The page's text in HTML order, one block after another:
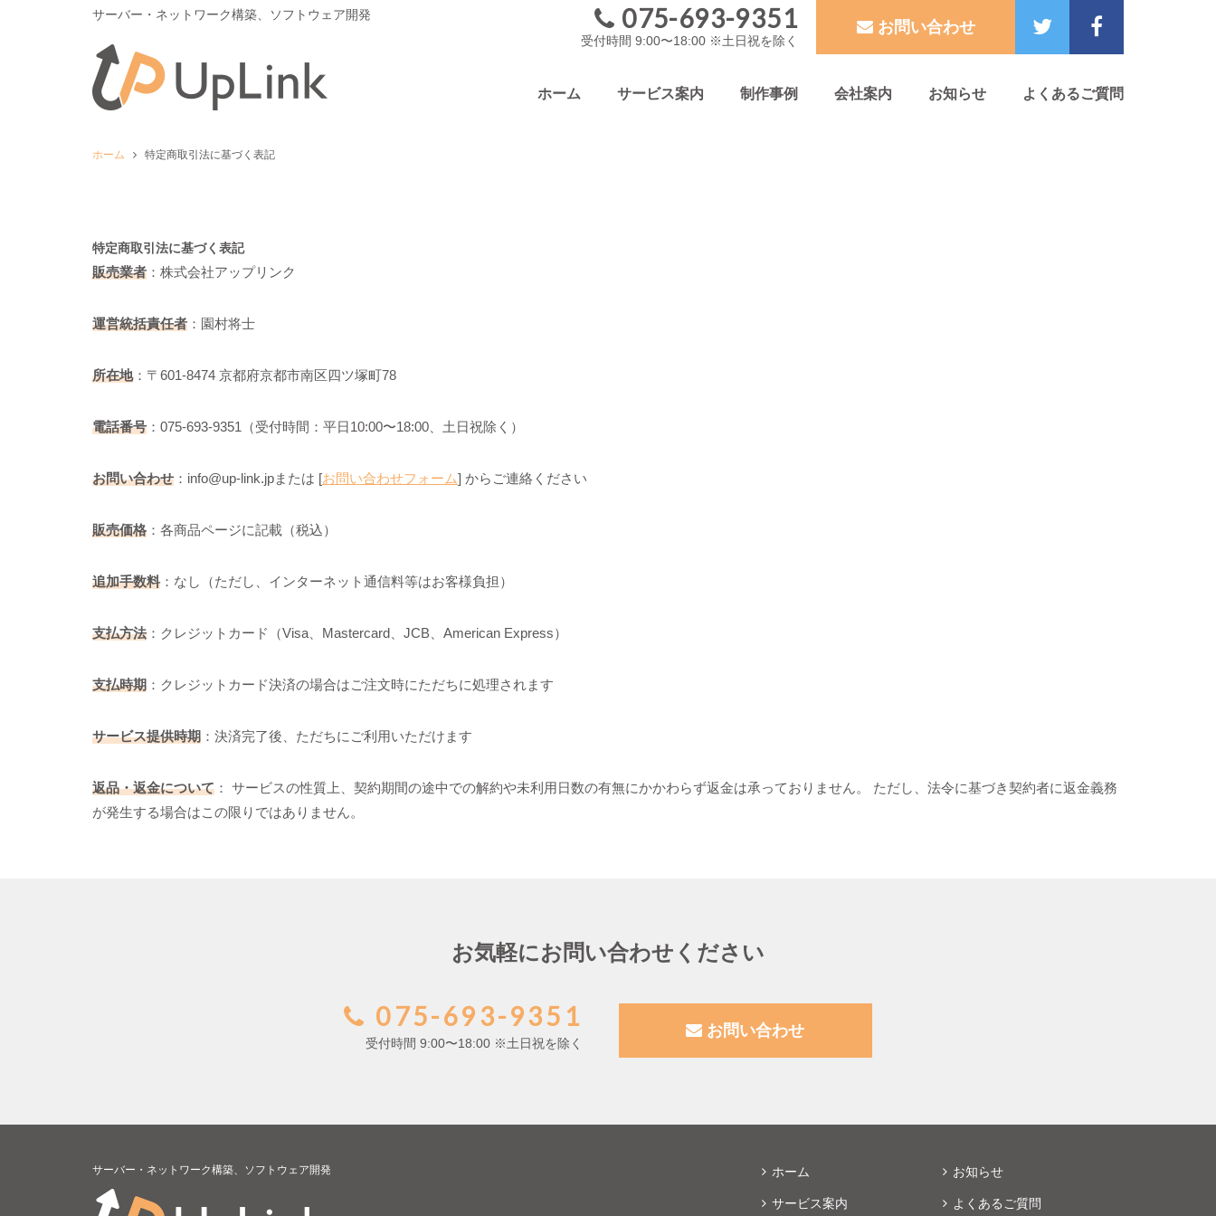
サーバー・ネットワーク構築、ソフトウェア開発 075-693-9351
受付時間 9:00〜18:00 ※土日祝を除く
お問い合わせ
ホーム サービス案内 制作事例 会社案内 お知らせ よくあるご質問
ホーム 特定商取引法に基づく表記
特定商取引法に基づく表記
販売業者 ：株式会社アップリンク
運営統括責任者 ：園村将士
所在地：〒601-8474 京都府京都市南区四ツ塚町78
電話番号 ：075-693-9351（受付時間：平日10:00〜18:00、土日祝除く）
お問い合わせ ：info@up-link.jpまたは [お問い合わせフォーム] からご連絡ください
販売価格 ：各商品ページに記載（税込）
追加手数料 ：なし（ただし、インターネット通信料等はお客様負担）
支払方法 ：クレジットカード（Visa、Mastercard、JCB、American Express）
支払時期 ：クレジットカード決済の場合はご注文時にただちに処理されます
サービス提供時期 ：決済完了後、ただちにご利用いただけます
返品・返金について ： サービスの性質上、契約期間の途中での解約や未利用日数の有無にかかわらず返金は承っておりません。 ただし、法令に基づき契約者に返金義務
が発生する場合はこの限りではありません。
お気軽にお問い合わせください
075-693-9351
受付時間 9:00〜18:00 ※土日祝を除く
お問い合わせ
サーバー・ネットワーク構築、ソフトウェア開発 ホーム
サービス案内
お知らせ
よくあるご質問